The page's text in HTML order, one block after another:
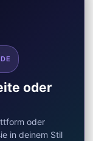
t
e
)
oder
oder
in deinem Stil